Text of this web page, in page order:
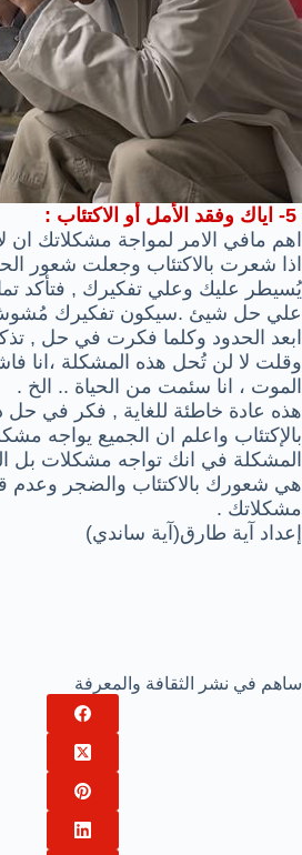
5- اياك وفقد الأمل أو الاكتئاب :
اهم مافي الامر لمواجة مشكلاتك ان
اذا شعرت بالاكتئاب وجعلت شعور
يُسيطر عليك وعلي تفكيرك , فتأكد
علي حل شيئ .سيكون تفكيرك مُشوش
ابعد الحدود وكلما فكرت في حل ,
وقلت لا لن تُحل هذه المشكلة ،انا
الموت ، انا سئمت من الحياة .. الخ .
هذه عادة خاطئة للغاية , فكر في حل
بالإكتئاب واعلم ان الجميع يواجه
المشكلة في انك تواجه مشكلات بل
هي شعورك بالاكتئاب والضجر
مشكلاتك .
إعداد آية طارق(آية ساندي)
ساهم في نشر الثقافة والمعرفة